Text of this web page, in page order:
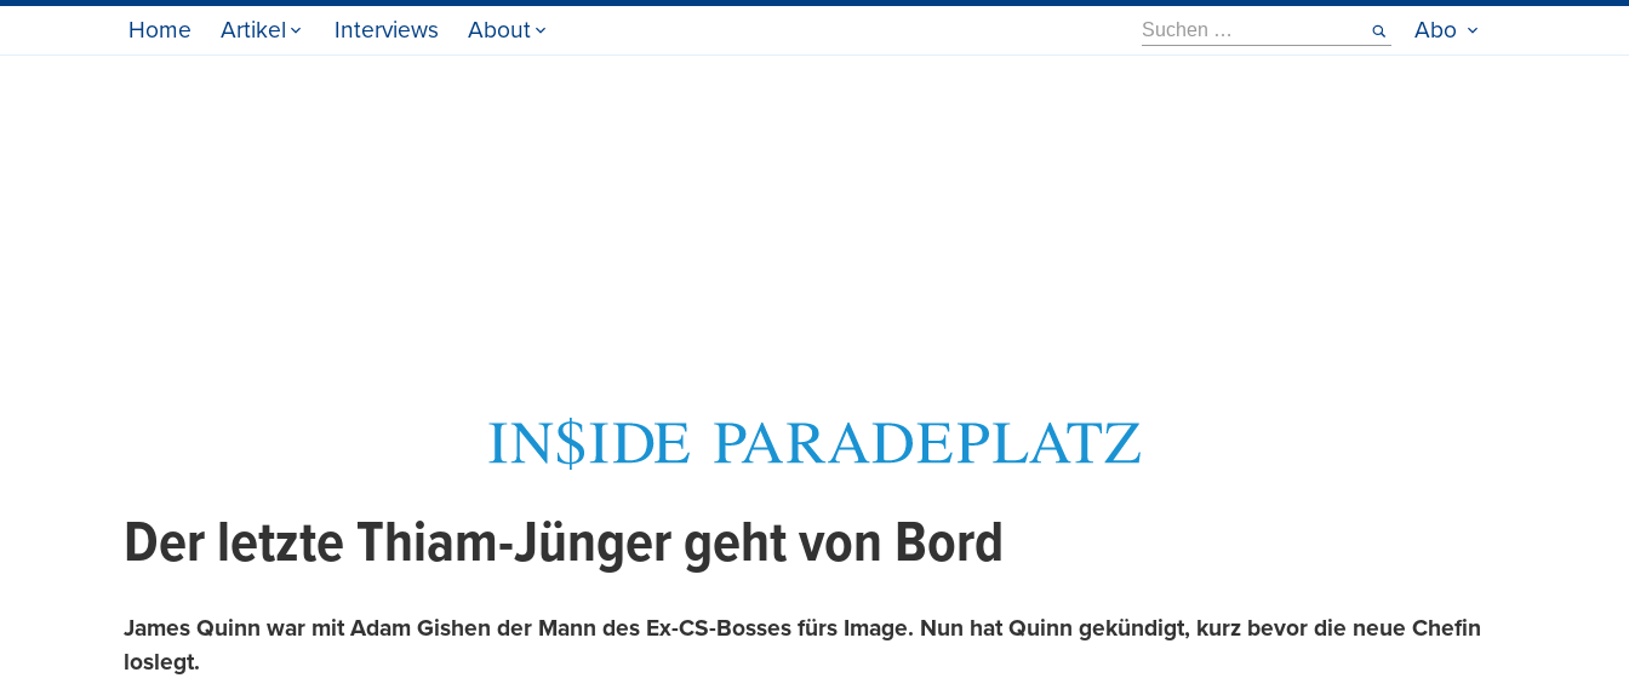
Home Artikel Interviews About
Suche
nach:
Abo
Der letzte Thiam-Jünger geht von Bord
James Quinn war mit Adam Gishen der Mann des Ex-CS-Bosses fürs Image. Nun hat Quinn gekündigt, kurz bevor die neue Chefin
loslegt.